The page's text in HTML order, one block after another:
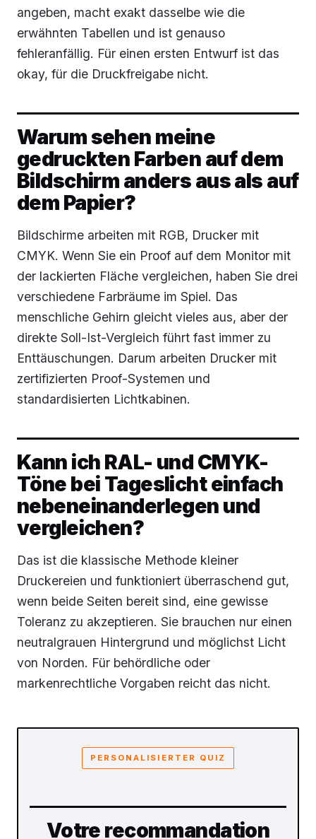
angeben, macht exakt dasselbe wie die
erwähnten Tabellen und ist genauso
fehleranfällig. Für einen ersten Entwurf ist das
okay, für die Druckfreigabe nicht.
Warum sehen meine
gedruckten Farben auf dem
Bildschirm anders aus als auf
dem Papier?
Bildschirme arbeiten mit RGB, Drucker mit
CMYK. Wenn Sie ein Proof auf dem Monitor mit
der lackierten Fläche vergleichen, haben Sie drei
verschiedene Farbräume im Spiel. Das
menschliche Gehirn gleicht vieles aus, aber der
direkte Soll-Ist-Vergleich führt fast immer zu
Enttäuschungen. Darum arbeiten Drucker mit
zertifizierten Proof-Systemen und
standardisierten Lichtkabinen.
Kann ich RAL- und CMYK-
Töne bei Tageslicht einfach
nebeneinanderlegen und
vergleichen?
Das ist die klassische Methode kleiner
Druckereien und funktioniert überraschend gut,
wenn beide Seiten bereit sind, eine gewisse
Toleranz zu akzeptieren. Sie brauchen nur einen
neutralgrauen Hintergrund und möglichst Licht
von Norden. Für behördliche oder
markenrechtliche Vorgaben reicht das nicht.
PERSONALISIERTER QUIZ
Votre recommandation